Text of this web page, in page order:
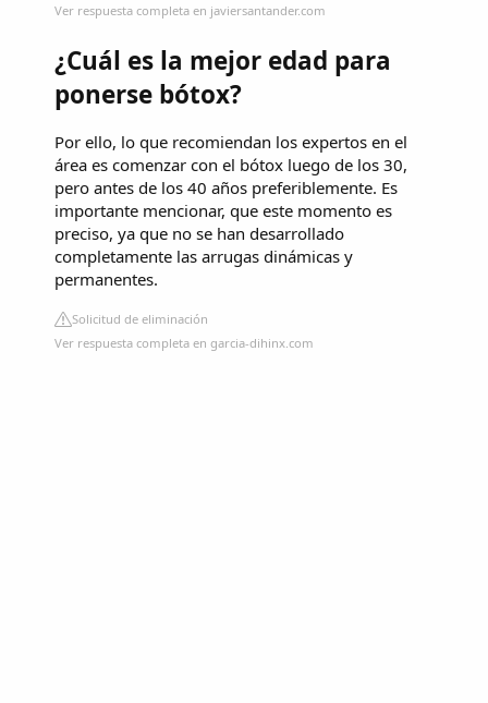
Ver respuesta completa en javiersantander.com
¿Cuál es la mejor edad para
ponerse bótox?
Por ello, lo que recomiendan los expertos en el
área es comenzar con el bótox luego de los 30,
pero antes de los 40 años preferiblemente. Es
importante mencionar, que este momento es
preciso, ya que no se han desarrollado
completamente las arrugas dinámicas y
permanentes.
Solicitud de eliminación
Ver respuesta completa en garcia-dihinx.com